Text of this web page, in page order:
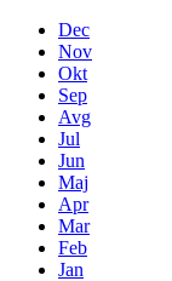
Dec
Nov
Okt
Sep
Avg
Jul
Jun
Maj
Apr
Mar
Feb
Jan